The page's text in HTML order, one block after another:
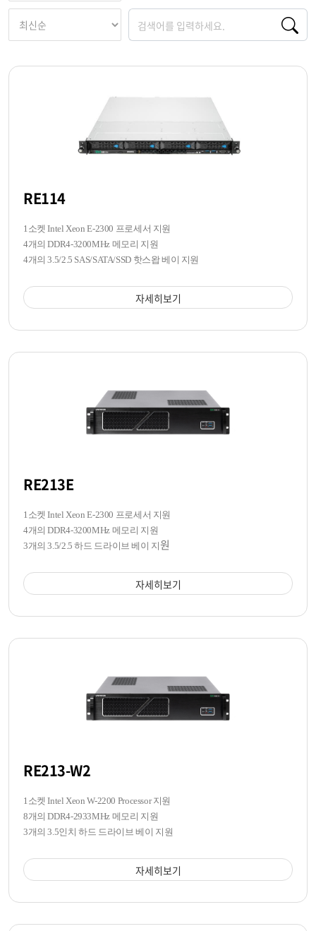
RE114
1소켓 Intel Xeon E-2300 프로세서 지원
4개의 DDR4-3200MHz 메모리 지원
4개의 3.5/2.5 SAS/SATA/SSD 핫스왑 베이 지원
자세히보기
RE213E
1소켓 Intel Xeon E-2300 프로세서 지원
4개의 DDR4-3200MHz 메모리 지원
3개의 3.5/2.5 하드 드라이브 베이 지원
자세히보기
RE213-W2
1소켓 Intel Xeon W-2200 Processor 지원
8개의 DDR4-2933MHz 메모리 지원
3개의 3.5인치 하드 드라이브 베이 지원
자세히보기